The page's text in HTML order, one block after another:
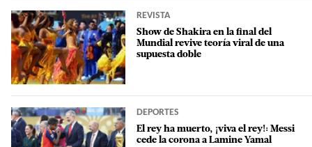
REVISTA
Show de Shakira en la final del
Mundial revive teoría viral de una
supuesta doble
DEPORTES
El rey ha muerto, ¡viva el rey!: Messi
cede la corona a Lamine Yamal